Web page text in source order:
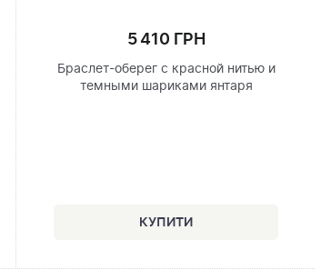
5 410 ГРН
Браслет-оберег с красной нитью и
темными шариками янтаря